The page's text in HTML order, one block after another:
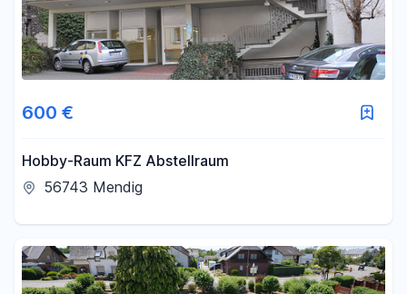
600 €
Hobby-Raum KFZ Abstellraum
56743 Mendig